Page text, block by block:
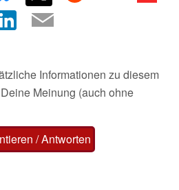
Informationen zu diesem
Meinung (auch ohne
/ Antworten